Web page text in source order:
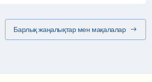
Барлық жаңалықтар мен мақалалар